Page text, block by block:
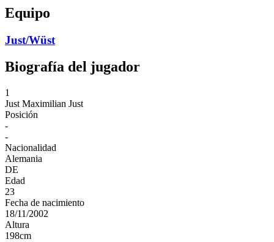
Equipo
Just/Wüst
Biografía del jugador
1
Just Maximilian Just
Posición
-
-
Nacionalidad
Alemania
DE
Edad
23
Fecha de nacimiento
18/11/2002
Altura
198cm